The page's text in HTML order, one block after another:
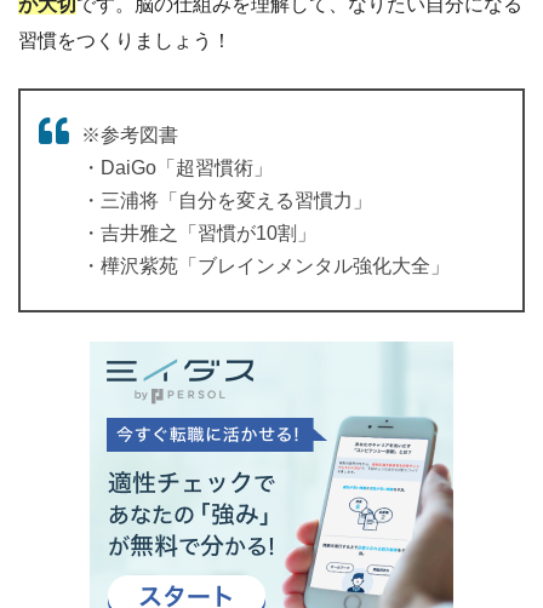
習慣をつくりましょう！
※参考図書
・DaiGo「超習慣術」
・三浦将「自分を変える習慣力」
・吉井雅之「習慣が10割」
・樺沢紫苑「ブレインメンタル強化大全」